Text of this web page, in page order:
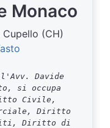
Monaco
(CH)
Davide
si occupa
Civile,
Diritto
Diritto di